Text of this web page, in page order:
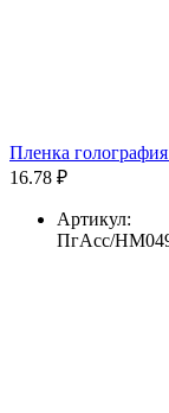
Пленка
16.78 ₽
Артикул:
ПгАсс/